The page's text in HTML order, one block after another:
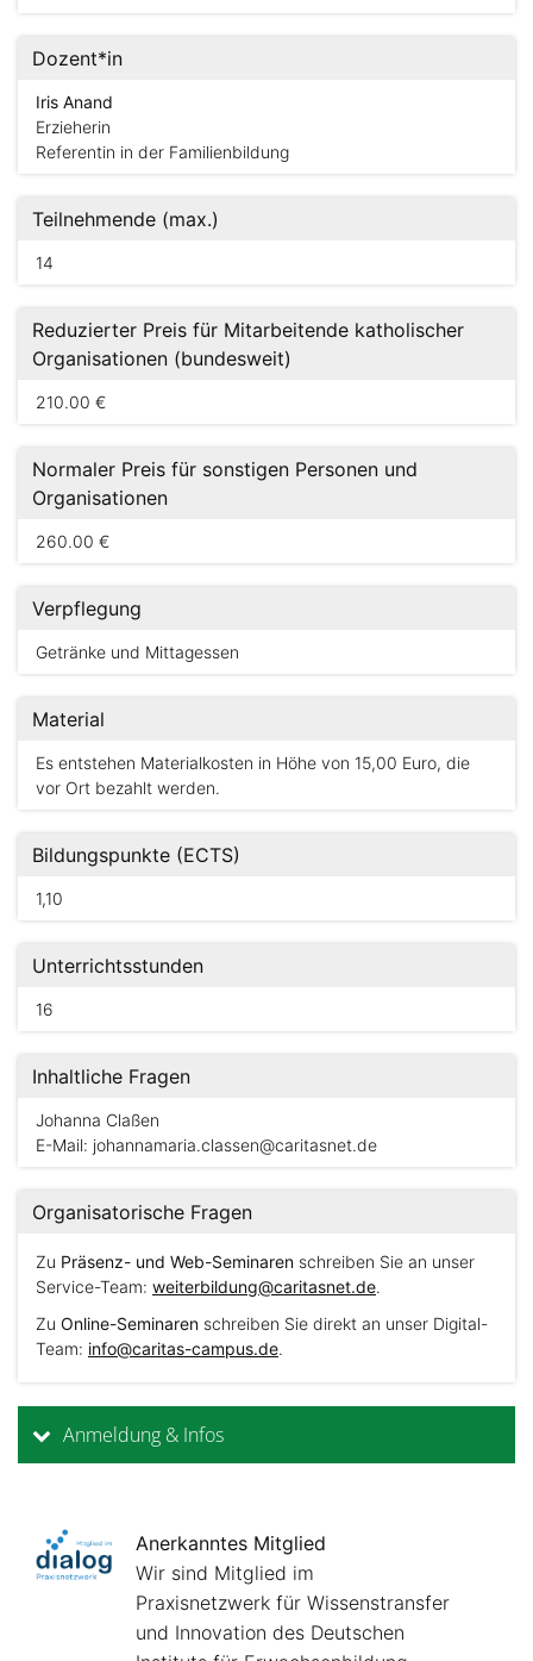
Dozent*in
Iris Anand
Erzieherin
Referentin in der Familienbildung
Teilnehmende (max.)
14
Reduzierter Preis für Mitarbeitende katholischer
Organisationen (bundesweit)
210.00 €
Normaler Preis für sonstigen Personen und
Organisationen
260.00 €
Verpflegung
Getränke und Mittagessen
Material
Es entstehen Materialkosten in Höhe von 15,00 Euro, die
vor Ort bezahlt werden.
Bildungspunkte (ECTS)
1,10
Unterrichtsstunden
16
Inhaltliche Fragen
Johanna Claßen
E-Mail: johannamaria.classen@caritasnet.de
Organisatorische Fragen
Zu Präsenz- und Web-Seminaren schreiben Sie an unser
Service-Team: weiterbildung@caritasnet.de.
Zu Online-Seminaren schreiben Sie direkt an unser Digital-
Team: info@caritas-campus.de.
Anmeldung & Infos
Anerkanntes Mitglied
Wir sind Mitglied im
Praxisnetzwerk für Wissenstransfer
und Innovation des Deutschen